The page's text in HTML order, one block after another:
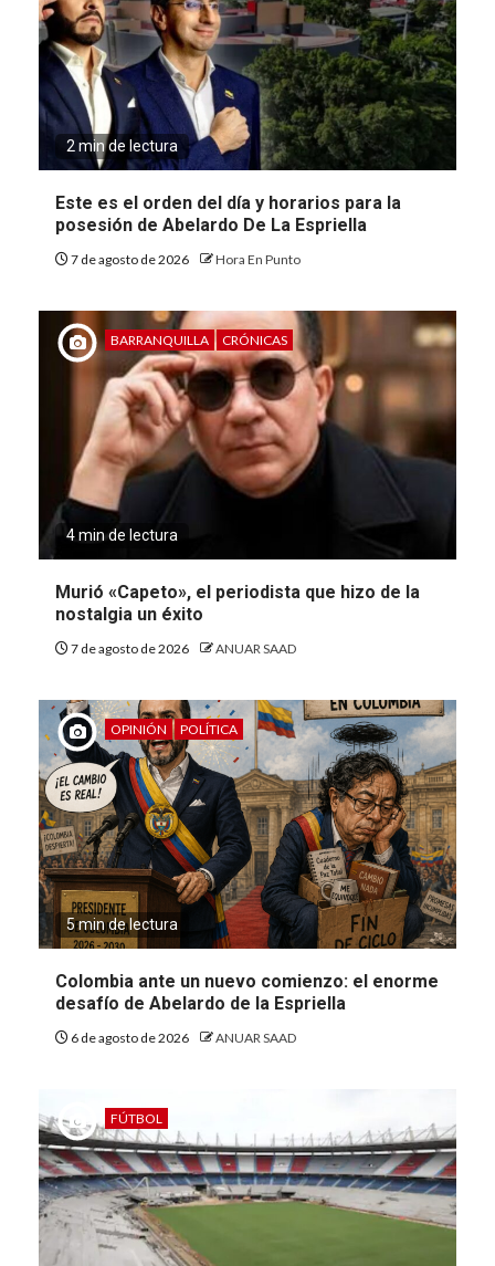
2 min de lectura
Este es el orden del día y horarios para la
posesión de Abelardo De La Espriella
7 de agosto de 2026 Hora En Punto
BARRANQUILLA CRÓNICAS
4 min de lectura
Murió «Capeto», el periodista que hizo de la
nostalgia un éxito
7 de agosto de 2026 ANUAR SAAD
OPINIÓN POLÍTICA
5 min de lectura
Colombia ante un nuevo comienzo: el enorme
desafío de Abelardo de la Espriella
6 de agosto de 2026 ANUAR SAAD
FÚTBOL